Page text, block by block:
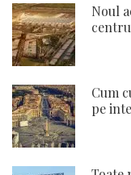
Noul
centru
Cum
pe